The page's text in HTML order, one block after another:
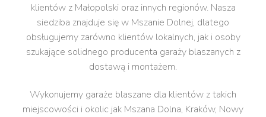
klientów z Małopolski oraz innych regionów. Nasza
siedziba znajduje się w Mszanie Dolnej, dlatego
obsługujemy zarówno klientów lokalnych, jak i osoby
szukające solidnego producenta garaży blaszanych z
dostawą i montażem.
Wykonujemy garaże blaszane dla klientów z takich
miejscowości i okolic jak Mszana Dolna, Kraków, Nowy